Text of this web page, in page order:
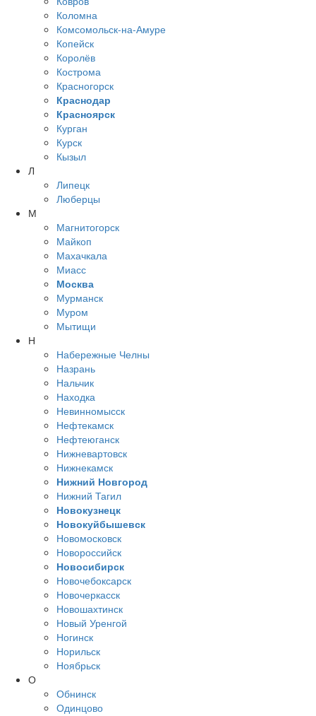
Коломна
Комсомольск-на-Амуре
Копейск
Королёв
Кострома
Красногорск
Краснодар
Красноярск
Курган
Курск
Кызыл
Л
Липецк
Люберцы
М
Магнитогорск
Майкоп
Махачкала
Миасс
Москва
Мурманск
Муром
Мытищи
Н
Набережные Челны
Назрань
Нальчик
Находка
Невинномысск
Нефтекамск
Нефтеюганск
Нижневартовск
Нижнекамск
Нижний Новгород
Нижний Тагил
Новокузнецк
Новокуйбышевск
Новомосковск
Новороссийск
Новосибирск
Новочебоксарск
Новочеркасск
Новошахтинск
Новый Уренгой
Ногинск
Норильск
Ноябрьск
О
Обнинск
Одинцово